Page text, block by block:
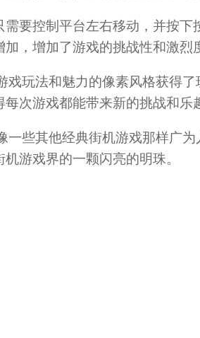
要控制平台左右移动，并按
，增加了游戏的挑战性和激烈
游戏玩法和魅力的像素风格获得
次游戏都能带来新的挑战和乐
一些其他经典街机游戏那样广
游戏界的一颗闪亮的明珠。